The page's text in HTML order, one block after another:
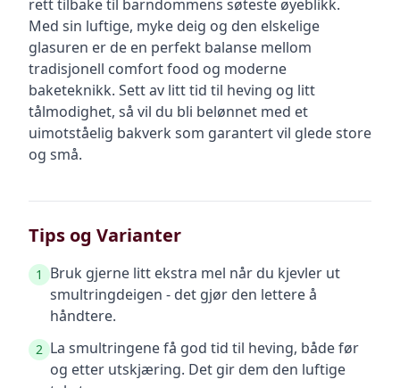
rett tilbake til barndommens søteste øyeblikk.
Med sin luftige, myke deig og den elskelige
glasuren er de en perfekt balanse mellom
tradisjonell comfort food og moderne
baketeknikk. Sett av litt tid til heving og litt
tålmodighet, så vil du bli belønnet med et
uimotståelig bakverk som garantert vil glede store
og små.
Tips og Varianter
1
Bruk gjerne litt ekstra mel når du kjevler ut
smultringdeigen - det gjør den lettere å
håndtere.
2 La smultringene få god tid til heving, både før
og etter utskjæring. Det gir dem den luftige